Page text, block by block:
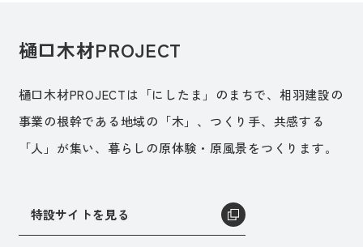
樋口木材PROJECT
樋口木材PROJECTは「にしたま」のまちで、相羽建設の
事業の根幹である地域の「木」、つくり手、共感する
「人」が集い、暮らしの原体験・原風景をつくります。
特設サイトを見る